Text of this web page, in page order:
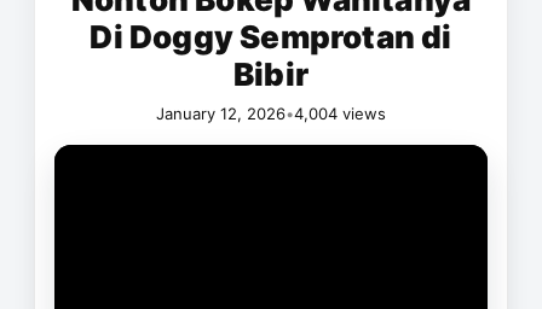
Di Doggy Semprotan di
Bibir
January 12, 2026•4,004 views